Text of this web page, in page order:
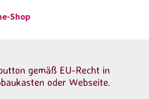
Shop
gemäß EU-Recht in
oder Webseite.